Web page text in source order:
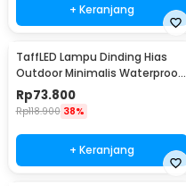
+ Keranjang
TaffLED Lampu Dinding Hias
Outdoor Minimalis Waterproof
Warm White 12W - NR-10
Rp73.800
Rp118.900 38%
+ Keranjang